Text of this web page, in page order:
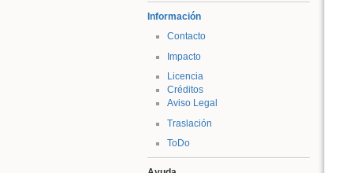
Información
Contacto
Impacto
Licencia
Créditos
Aviso Legal
Traslación
ToDo